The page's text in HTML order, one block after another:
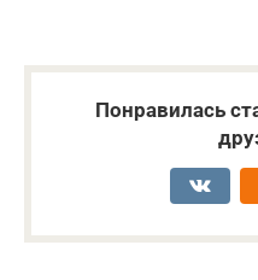
Понравилась